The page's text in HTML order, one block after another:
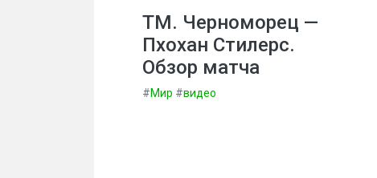
ТМ. Черноморец —
Пхохан Стилерс.
Обзор матча
#Мир #видео